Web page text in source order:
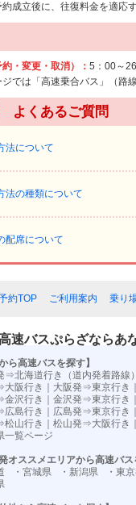
成立後に、往復料金を適応
・変更・取消）： 5：00～
では「高速乗合バス」（路
よくあるご質問
法について
法の種類について
配席について
約TOP ご利用案内 乗り
速バスぷらざならあ
ら高速バスを探す】
⇒北海道行き（道内発着路線）
阪行き
大阪発⇒東京行き
沢行き
金沢発⇒東京行き
島行き
広島発⇒東京行き
山行き
松山発⇒大阪行き
一覧ページ
オススメエリアから高速バス
・宮城県 ・新潟県 ・東